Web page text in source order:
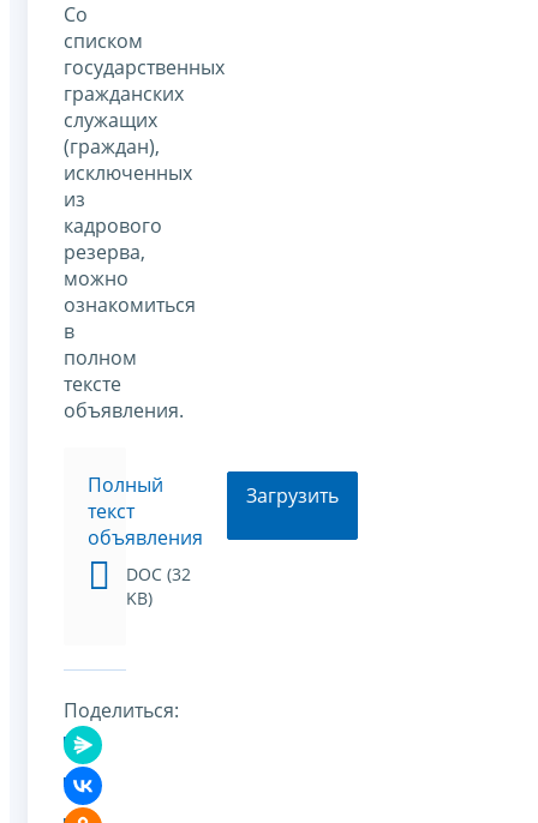
Со
списком
государственных
гражданских
служащих
(граждан),
исключенных
из
кадрового
резерва,
можно
ознакомиться
в
полном
тексте
объявления.
Полный
текст
объявления
DOC (32
KB)
Загрузить
Поделиться: